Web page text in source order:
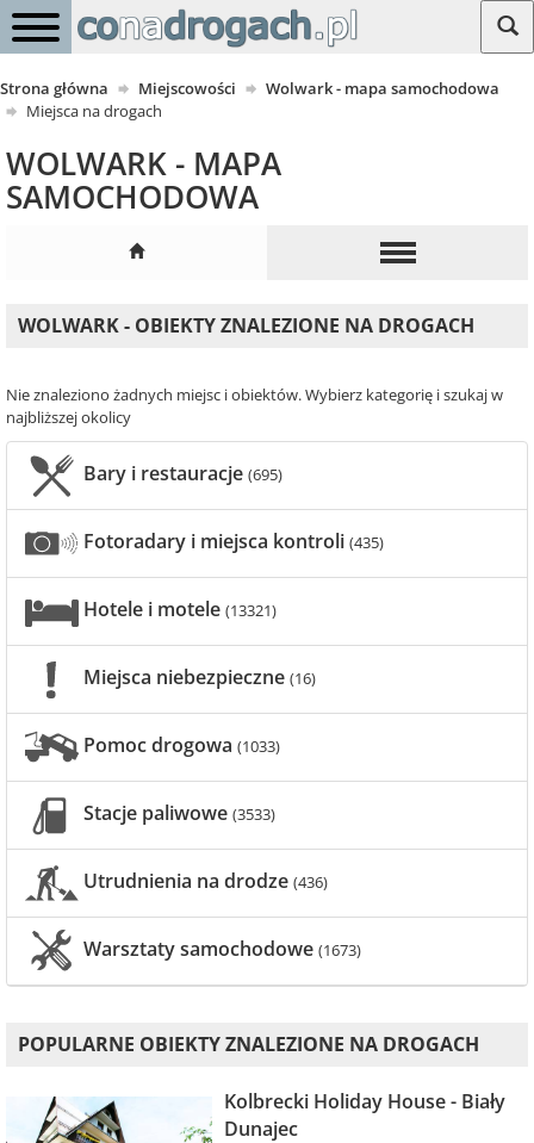
Strona główna Miejscowości
Wolwark - mapa samochodowa
Miejsca na drogach
WOLWARK - MAPA
SAMOCHODOWA
WOLWARK - OBIEKTY ZNALEZIONE NA DROGACH
Nie znaleziono żadnych miejsc i obiektów. Wybierz kategorię i szukaj w
najbliższej okolicy
Bary i restauracje (695)
Fotoradary i miejsca kontroli (435)
Hotele i motele (13321)
Miejsca niebezpieczne (16)
Pomoc drogowa (1033)
Stacje paliwowe (3533)
Utrudnienia na drodze (436)
Warsztaty samochodowe (1673)
POPULARNE OBIEKTY ZNALEZIONE NA DROGACH
Kolbrecki Holiday House - Biały
Dunajec